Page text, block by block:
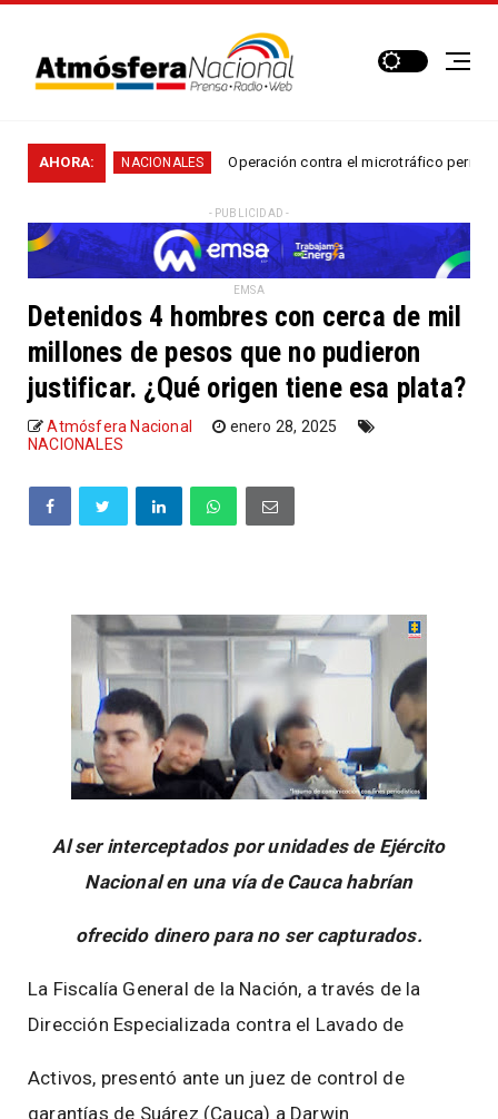
AHORA:
NACIONALES Operación contra el microtráfico permitió que la
- PUBLICIDAD -
EMSA
Detenidos 4 hombres con cerca de mil
millones de pesos que no pudieron
justificar. ¿Qué origen tiene esa plata?
Atmósfera Nacional
enero 28, 2025
NACIONALES
Al ser interceptados por unidades de Ejército
Nacional en una vía de Cauca habrían
ofrecido dinero para no ser capturados.
La Fiscalía General de la Nación, a través de la
Dirección Especializada contra el Lavado de
Activos, presentó ante un juez de control de
garantías de Suárez (Cauca) a Darwin